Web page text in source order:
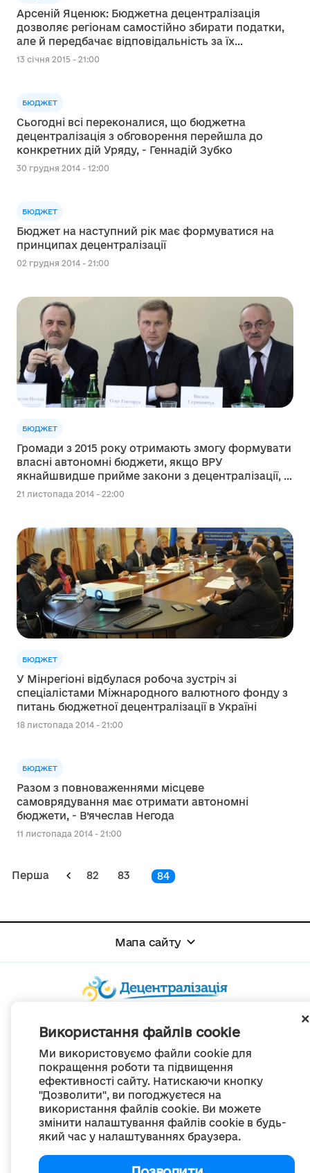
Використання файлів cookie
Ми використовуємо файли cookie для
покращення роботи та підвищення
ефективності сайту. Натискаючи кнопку
"Дозволити", ви погоджуєтеся на
використання файлів cookie. Ви можете
змінити налаштування файлів cookie в будь-
який час у налаштуваннях браузера.
Арсеній Яценюк: Бюджетна децентралізація
дозволяє регіонам самостійно збирати податки,
але й передбачає відповідальність за їх
використання
13 січня 2015 - 21:00
БЮДЖЕТ
Сьогодні всі переконалися, що бюджетна
децентралізація з обговорення перейшла до
конкретних дій Уряду, - Геннадій Зубко
30 грудня 2014 - 12:00
БЮДЖЕТ
Бюджет на наступний рік має формуватися на
принципах децентралізації
02 грудня 2014 - 21:00
БЮДЖЕТ
Громади з 2015 року отримають змогу формувати
власні автономні бюджети, якщо ВРУ
якнайшвидше прийме закони з децентралізації, -
В. Негода
21 листопада 2014 - 22:00
БЮДЖЕТ
У Мінрегіоні відбулася робоча зустріч зі
спеціалістами Міжнародного валютного фонду з
питань бюджетної децентралізації в Україні
18 листопада 2014 - 21:00
БЮДЖЕТ
Разом з повноваженнями місцеве
самоврядування має отримати автономні
бюджети, - В’ячеслав Негода
11 листопада 2014 - 21:00
Перша 82 83 84
Мапа сайту
© Портал «Децентралізація», 2022
Проект був створений 2014 року для комунікації реформи місцевого
самоврядування
та територіальної організації влади в Україні.
Створення та наповнення - ГО «Портал «Децентралізація»
Весь контент доступний за ліцензією
Creative Commons Attribution 4.0 International license,
якщо не зазначено інше